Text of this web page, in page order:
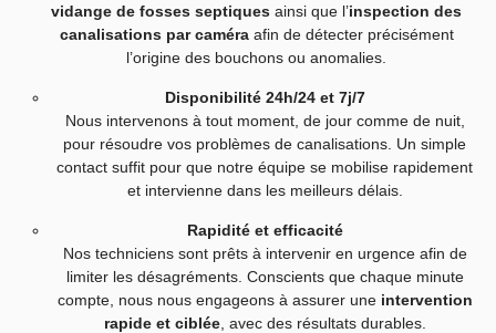
vidange de fosses septiques ainsi que l’inspection des
canalisations par caméraafin de détecter précisément
l’origine des bouchons ou anomalies.
Disponibilité 24h/24 et 7j/7
Nous intervenons à tout moment, de jour comme de nuit,
pour résoudre vos problèmes de canalisations. Un simple
contact suffit pour que notre équipe se mobilise rapidement
et intervienne dans les meilleurs délais.
Rapidité et efficacité
Nos techniciens sont prêts à intervenir en urgence afin de
limiter les désagréments. Conscients que chaque minute
compte, nous nous engageons à assurer une intervention
rapide et ciblée, avec des résultats durables.